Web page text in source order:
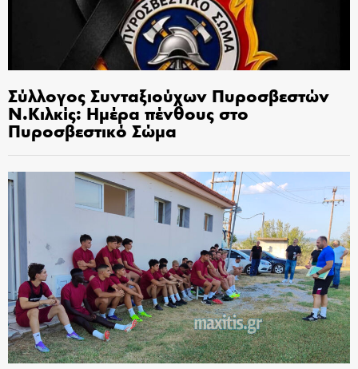
Σύλλογος Συνταξιούχων Πυροσβεστών
Ν.Κιλκίς: Ημέρα πένθους στο
Πυροσβεστικό Σώμα